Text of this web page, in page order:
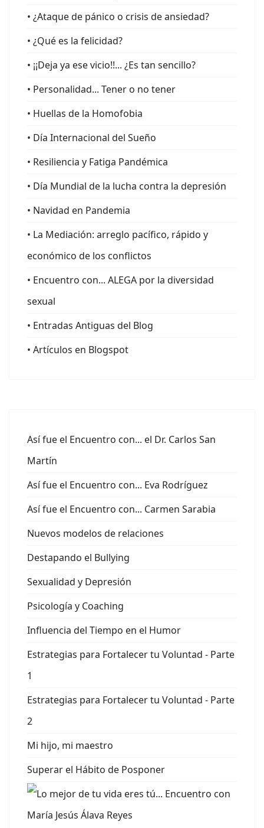
• ¿Ataque de pánico o crisis de ansiedad?
• ¿Qué es la felicidad?
• ¡¡Deja ya ese vicio!!... ¿Es tan sencillo?
• Personalidad... Tener o no tener
• Huellas de la Homofobia
• Día Internacional del Sueño
• Resiliencia y Fatiga Pandémica
• Día Mundial de la lucha contra la depresión
• Navidad en Pandemia
• La Mediación: arreglo pacífico, rápido y
económico de los conflictos
• Encuentro con... ALEGA por la diversidad
sexual
• Entradas Antiguas del Blog
• Artículos en Blogspot
Así fue el Encuentro con... el Dr. Carlos San
Martín
Así fue el Encuentro con... Eva Rodríguez
Así fue el Encuentro con... Carmen Sarabia
Nuevos modelos de relaciones
Destapando el Bullying
Sexualidad y Depresión
Psicología y Coaching
Influencia del Tiempo en el Humor
Estrategias para Fortalecer tu Voluntad - Parte
1
Estrategias para Fortalecer tu Voluntad - Parte
2
Mi hijo, mi maestro
Superar el Hábito de Posponer